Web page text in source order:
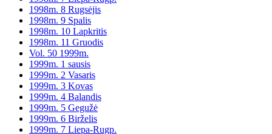
1998m. 8 Rugsėjis
1998m. 9 Spalis
1998m. 10 Lapkritis
1998m. 11 Gruodis
Vol. 50 1999m.
1999m. 1 sausis
1999m. 2 Vasaris
1999m. 3 Kovas
1999m. 4 Balandis
1999m. 5 Gegužė
1999m. 6 Birželis
1999m. 7 Liepa-Rugp.